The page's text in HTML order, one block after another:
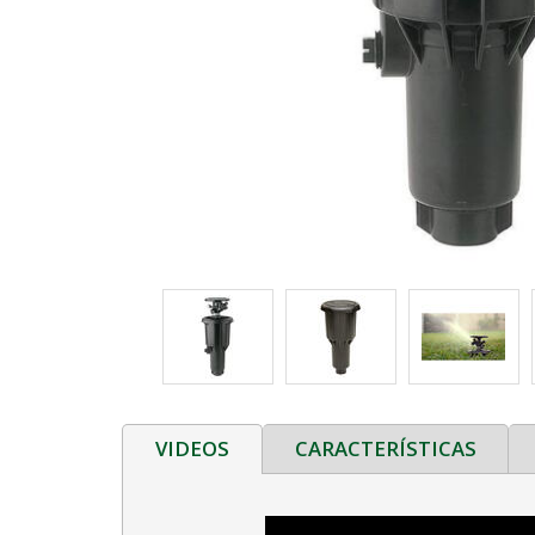
VIDEOS CARACTERÍSTICAS